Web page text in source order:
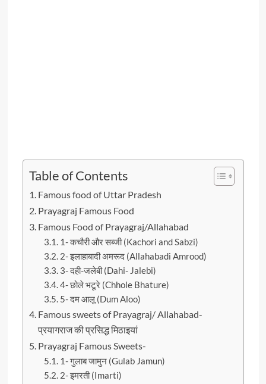
Table of Contents
Famous food of Uttar Pradesh
Prayagraj Famous Food
Famous Food of Prayagraj/Allahabad
1- कचौरी और सब्जी (Kachori and Sabzi)
2- इलाहाबादी अमरूद (Allahabadi Amrood)
3- दही-जलेबी (Dahi- Jalebi)
4- छोले भटूरे (Chhole Bhature)
5- दम आलू (Dum Aloo)
Famous sweets of Prayagraj/ Allahabad-
प्रयागराज की प्रसिद्ध मिठाइयां
Prayagraj Famous Sweets-
1- गुलाब जामुन (Gulab Jamun)
2- इमरती (Imarti)